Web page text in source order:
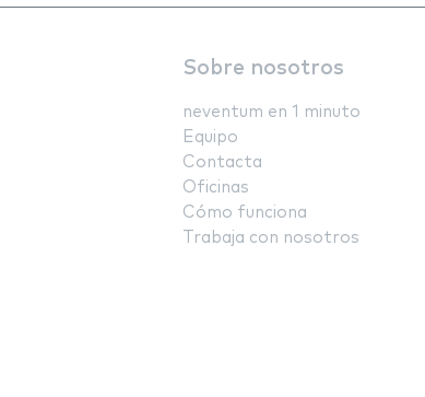
Sobre nosotros
neventum en 1 minuto
Equipo
Contacta
Oficinas
Cómo funciona
Trabaja con nosotros